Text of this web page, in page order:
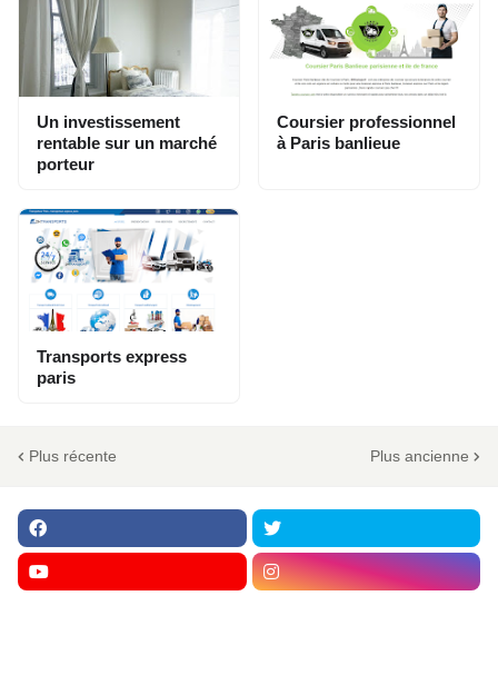
Un investissement
rentable sur un marché
porteur
Coursier professionnel
à Paris banlieue
Transports express
paris
Plus récente Plus ancienne